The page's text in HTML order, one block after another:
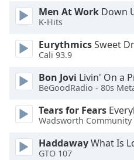
Text
Color
Opacity
Text
Background
Men At Work Down
K-Hits
EurythmicsSweet
Cali 93.9
Bon Jovi Livin' On a
BeGoodRadio - 80s
Tears for Fears
Wadsworth Community
HaddawayWhat Is
GTO 107